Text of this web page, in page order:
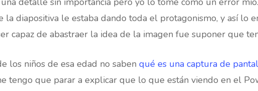
la diapositiva le estaba dando toda el protagonismo, y así lo
capaz de abastraer la idea de la imagen fue suponer que
los niños de esa edad no saben qué es una captura de
tengo que parar a explicar que lo que están viendo en el